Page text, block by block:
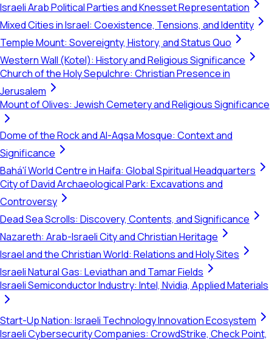
Israeli Arab Political Parties and Knesset Representation
Mixed Cities in Israel: Coexistence, Tensions, and Identity
Temple Mount: Sovereignty, History, and Status Quo
Western Wall (Kotel): History and Religious Significance
Church of the Holy Sepulchre: Christian Presence in
Jerusalem
Mount of Olives: Jewish Cemetery and Religious Significance
Dome of the Rock and Al-Aqsa Mosque: Context and
Significance
Bahá'í World Centre in Haifa: Global Spiritual Headquarters
City of David Archaeological Park: Excavations and
Controversy
Dead Sea Scrolls: Discovery, Contents, and Significance
Nazareth: Arab-Israeli City and Christian Heritage
Israel and the Christian World: Relations and Holy Sites
Israeli Natural Gas: Leviathan and Tamar Fields
Israeli Semiconductor Industry: Intel, Nvidia, Applied Materials
Start-Up Nation: Israeli Technology Innovation Ecosystem
Israeli Cybersecurity Companies: CrowdStrike, Check Point,